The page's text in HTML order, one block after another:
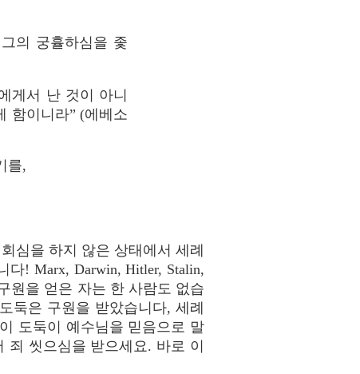
의 궁휼하심을 좇
게서 난 것이 아니
함이니라” (에베소
를,
심을 하지 않은 상태에서 세례
! Marx, Darwin, Hitler, Stalin,
원을 얻은 자는 한 사람도 없습
둑은 구원을 받았습니다, 세례
도둑이 예수님을 믿음으로 말
씻으심을 받으세요. 바로 이